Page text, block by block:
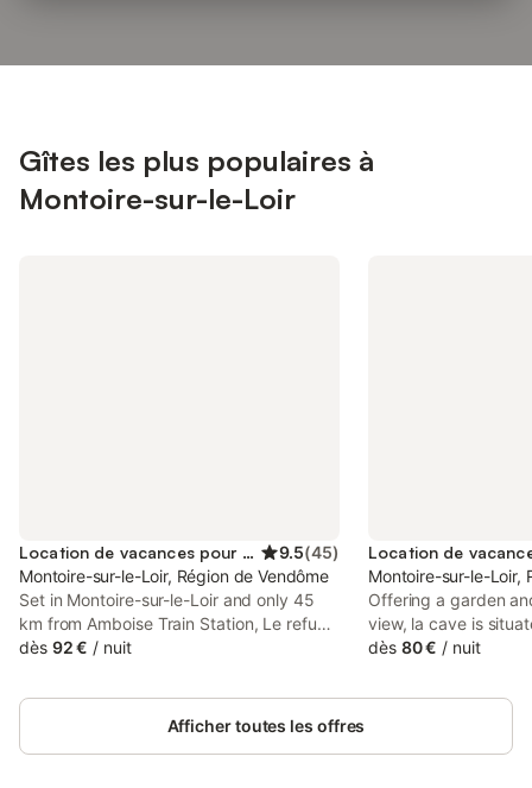
Gîtes les plus populaires à
Montoire-sur-le-Loir
Location de vacances pour 4 personnes 9.5(45)
Montoire-sur-le-Loir, Région de Vendôme
Set in Montoire-sur-le-Loir and only 45
km from Amboise Train Station, Le refuge
offers accommodation with inner
private parking. Located 47 km from
Château du Clos Lucé, the property
dès 92 € / nuit
Montoire-sur-le-Loir,
Offering a garden
view, la cave is
le-Loir, 47 km from
This property offers
dès 80 € / nuit
Afficher toutes les offres